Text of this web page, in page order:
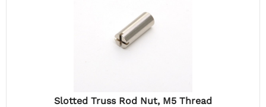
Slotted Truss Rod Nut, M5 Thread